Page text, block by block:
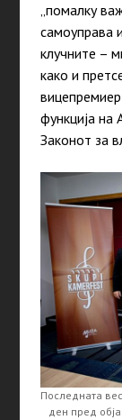
„помалку
самоуправа
клучните –
како и
функција на
Законот за
Последната
ден пред